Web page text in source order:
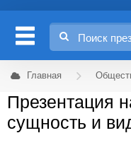
Главная
Презентация
сущность и